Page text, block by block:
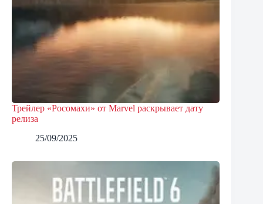
Трейлер «Росомахи» от Marvel раскрывает дату
релиза
25/09/2025